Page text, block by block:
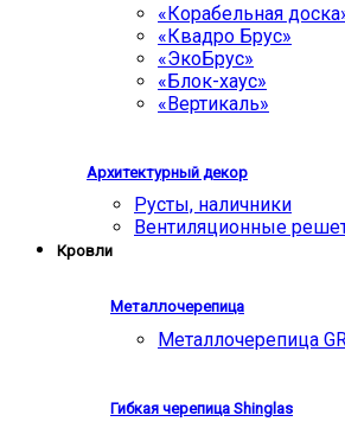
«Корабельная
«Квадро Брус»
«ЭкоБрус»
«Блок-хаус»
«Вертикаль»
Архитектурный декор
Русты, наличники
Вентиляционные
Кровли
Металлочерепица
Металлочерепица
Гибкая черепица Shinglas